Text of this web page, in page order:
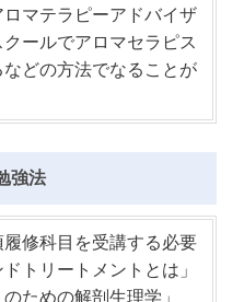
マテラピーアドバイザ
ールでアロマセラピス
などの方法でなることが
強法
修科目を受講する必要
トリートメントとは」
ための解剖生理学」